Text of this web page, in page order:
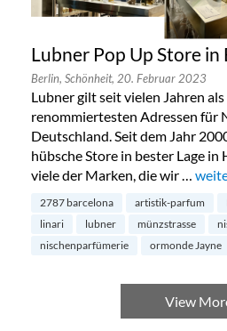
Lubner Pop Up Store
Berlin, Schönheit, 20. Februar 2023
Lubner gilt seit vielen Jahren
renommiertesten Adressen für
Deutschland. Seit dem Jahr
hübsche Store in bester Lage
viele der Marken, die wir …
2787 barcelona artistik-parfum
linari
lubner münzstrasse
nischenparfümerie
ormonde Jayne
View